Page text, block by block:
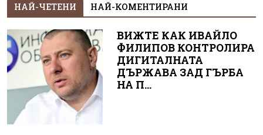
НАЙ-ЧЕТЕНИ НАЙ-КОМЕНТИРАНИ
ВИЖТЕ КАК ИВАЙЛО
ФИЛИПОВ КОНТРОЛИРА
ДИГИТАЛНАТА
ДЪРЖАВА ЗАД ГЪРБА
НА П...